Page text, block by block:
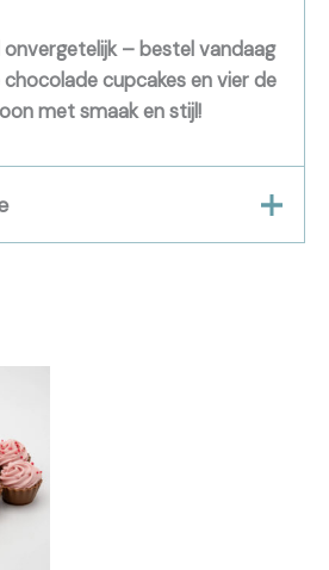
– bestel vandaag
chocolade cupcakes en vier de
met smaak en stijl!